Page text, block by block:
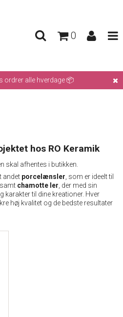
0
ordrer alle hverdage 📦
hos RO Keramik
skal afhentes i butikken.
andet porcelænsler , som er ideelt til
chamotte ler , der med sin
karakter til dine kreationer. Hver
høj kvalitet og de bedste resultater